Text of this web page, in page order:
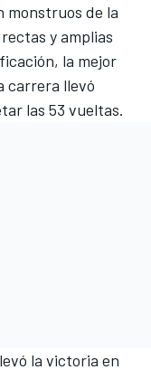
monstruos de la
y amplias
la mejor
carrera llevó
las 53 vueltas.
la victoria en